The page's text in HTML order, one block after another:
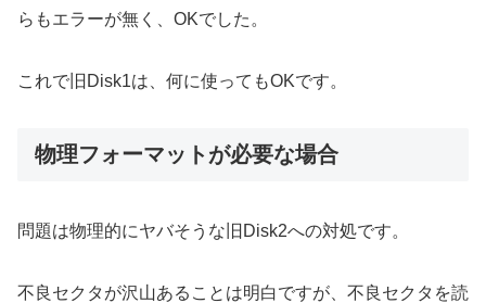
らもエラーが無く、OKでした。
これで旧Disk1は、何に使ってもOKです。
物理フォーマットが必要な場合
問題は物理的にヤバそうな旧Disk2への対処です。
不良セクタが沢山あることは明白ですが、不良セクタを読